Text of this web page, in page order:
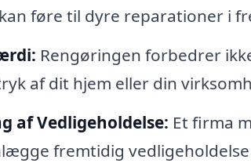
føre til dyre reparationer i
Rengøringen forbedrer
af dit hjem eller din
af Vedligeholdelse: Et firma
fremtidig